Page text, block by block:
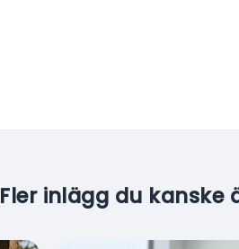
Fler inlägg du kanske